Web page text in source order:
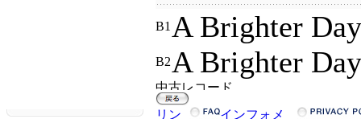
B1 A Brighter
B2A Brighter